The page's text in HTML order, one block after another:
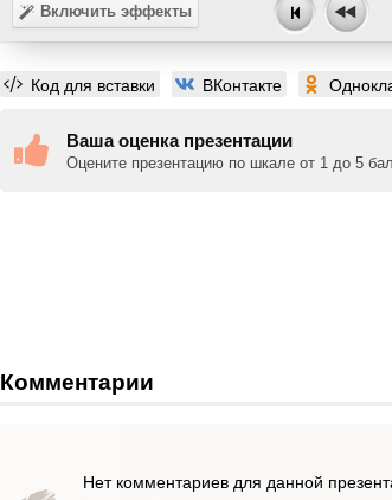
Включить эффекты
Код для вставки ВКонтакте
Ваша оценка презентации
Оцените презентацию по шкале от 1 до 5
Комментарии
Нет комментариев для данной